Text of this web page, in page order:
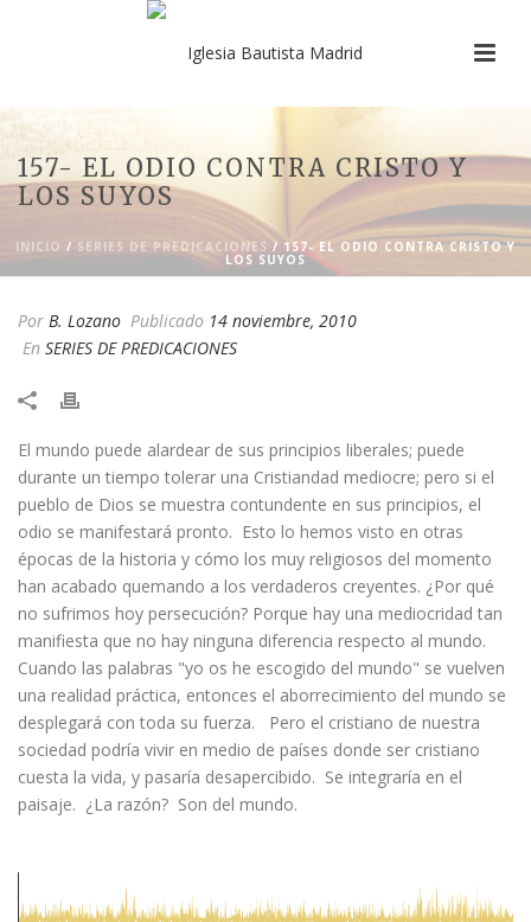
157- EL ODIO CONTRA CRISTO Y
LOS SUYOS
INICIO / SERIES DE PREDICACIONES / 157- EL ODIO CONTRA CRISTO Y
LOS SUYOS
Por B. Lozano Publicado 14 noviembre, 2010
En SERIES DE PREDICACIONES
​El mundo puede alardear de sus principios liberales; puede
durante un tiempo tolerar una Cristiandad mediocre; pero si el
pueblo de Dios se muestra contundente en sus principios, el
odio se manifestará pronto. Esto lo hemos visto en otras
épocas de la historia y cómo los muy religiosos del momento
han acabado quemando a los verdaderos creyentes. ¿Por qué
no sufrimos hoy persecución? Porque hay una mediocridad tan
manifiesta que no hay ninguna diferencia respecto al mundo.
Cuando las palabras "yo os he escogido del mundo" se vuelven
una realidad práctica, entonces el aborrecimiento del mundo se
desplegará con toda su fuerza. Pero el cristiano de nuestra
sociedad podría vivir en medio de países donde ser cristiano
cuesta la vida, y pasaría desapercibido. Se integraría en el
paisaje. ¿La razón? Son del mundo.